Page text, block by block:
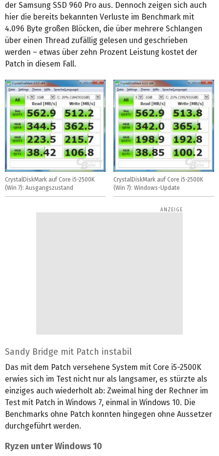
der Samsung SSD 960 Pro aus. Dennoch zeigen sich auch
hier die bereits bekannten Verluste im Benchmark mit
4.096 Byte großen Blöcken, die über mehrere Schlangen
über einen Thread zufällig gelesen und geschrieben
werden – etwas über zehn Prozent Leistung kostet der
Patch in diesem Fall.
CrystalDiskMark auf Core i5-2500K
(Win 7): Ausgangszustand
CrystalDiskMark auf Core i5-2500K
(Win 7): Windows-Update
Sandy Bridge mit Patch instabil
Das mit dem Patch versehene System mit Core i5-2500K
erwies sich im Test nicht nur als langsamer, es stürzte als
einziges auch wiederholt ab: Zweimal hing der Rechner im
Test mit Patch in Windows 7, einmal in Windows 10. Die
Benchmarks ohne Patch konnten hingegen ohne Aussetzer
durchgeführt werden.
Ryzen unter Windows 10